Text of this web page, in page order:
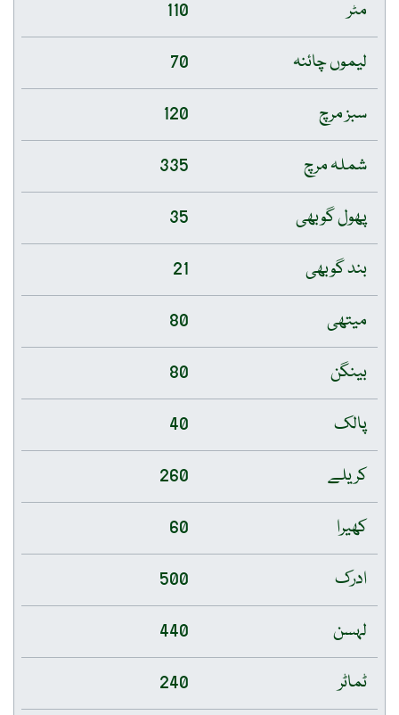
مٹر
110
لیموں چائنہ
70
سبز مرچ
120
شملہ مرچ
335
پھول گوبھی
35
بند گوبھی
21
میتھی
80
بینگن
80
پالک
40
کریلے
260
کھیرا
60
ادرک
500
لہسن
440
ٹماٹر
240